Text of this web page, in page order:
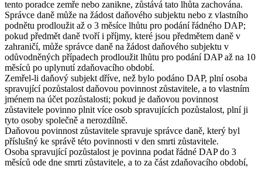
tento poradce zemře nebo zanikne, zůstává tato lhůta zachována.
Správce daně může na žádost daňového subjektu nebo z vlastního
podnětu prodloužit až o 3 měsíce lhůtu pro podání řádného DAP;
pokud předmět daně tvoří i příjmy, které jsou předmětem daně v
zahraničí, může správce daně na žádost daňového subjektu v
odůvodněných případech prodloužit lhůtu pro podání DAP až na 10
měsíců po uplynutí zdaňovacího období.
Zemřel-li daňový subjekt dříve, než bylo podáno DAP, plní osoba
spravující pozůstalost daňovou povinnost zůstavitele, a to vlastním
jménem na účet pozůstalosti; pokud je daňovou povinnost
zůstavitele povinno plnit více osob spravujících pozůstalost, plní ji
tyto osoby společně a nerozdílně.
Daňovou povinnost zůstavitele spravuje správce daně, který byl
příslušný ke správě této povinnosti v den smrti zůstavitele.
Osoba spravující pozůstalost je povinna podat řádné DAP do 3
měsíců ode dne smrti zůstavitele, a to za část zdaňovacího období,